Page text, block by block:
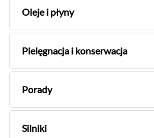
Oleje i płyny
Pielęgnacja i konserwacja
Porady
Silniki